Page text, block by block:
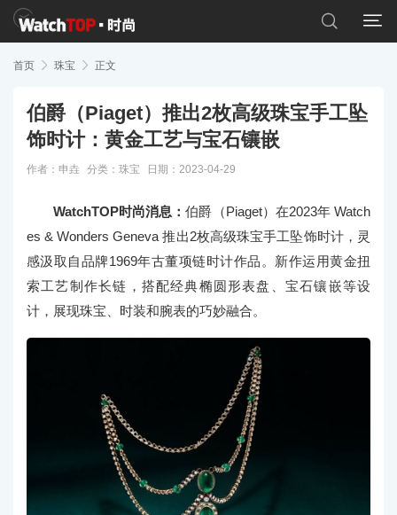


首页  珠宝  正文
伯爵（Piaget）推出2枚高级珠宝手工坠
饰时计：黄金工艺与宝石镶嵌
作者：申垚 分类： 珠宝 日期：2023-04-29
WatchTOP时尚消息：伯爵（Piaget）在2023年 Watch
es & Wonders Geneva 推出2枚高级珠宝手工坠饰时计，灵
感汲取自品牌1969年古董项链时计作品。新作运用黄金扭
索工艺制作长链，搭配经典椭圆形表盘、宝石镶嵌等设
计，展现珠宝、时装和腕表的巧妙融合。